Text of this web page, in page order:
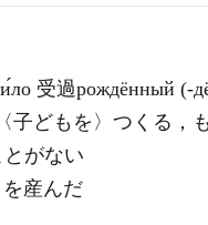
受過рождённый (-
子どもを〉つくる，
がない
産んだ